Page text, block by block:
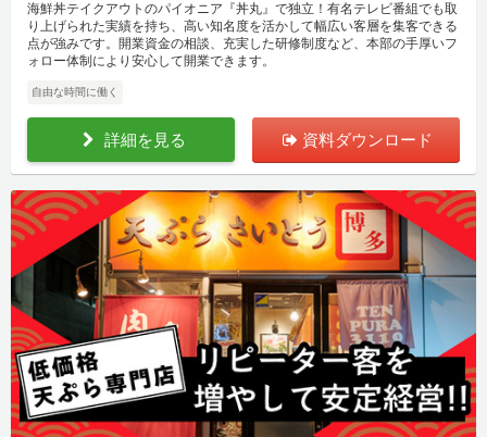
海鮮丼テイクアウトのパイオニア『丼丸』で独立！有名テレビ番組でも取
り上げられた実績を持ち、高い知名度を活かして幅広い客層を集客できる
点が強みです。開業資金の相談、充実した研修制度など、本部の手厚いフ
ォロー体制により安心して開業できます。
自由な時間に働く
詳細を見る 資料ダウンロード